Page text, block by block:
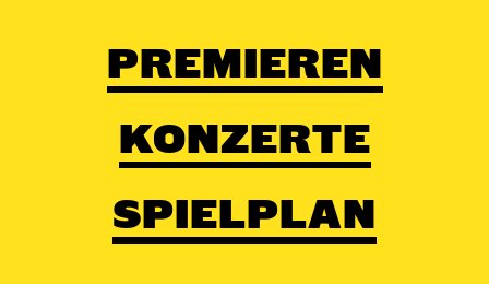
PREMIEREN
KONZERTE
SPIELPLAN